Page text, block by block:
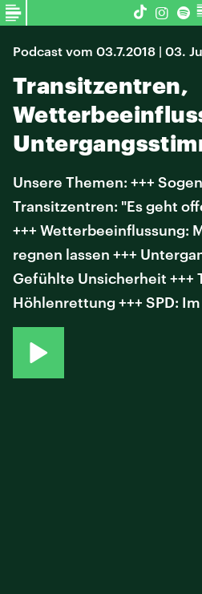
Podcast vom 03.7.2018 | 03.
Transitzentren,
Unsere Themen: +++
Transitzentren: "Es geht
+++ Wetterbeeinflussung:
regnen lassen +++
Gefühlte Unsicherheit +++
Höhlenrettung +++ SPD: